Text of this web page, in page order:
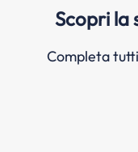
Scopri la
Completa